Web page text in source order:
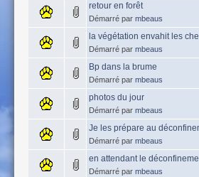
retour en forêt
Démarré par mbeaus
la végétation envahit les
Démarré par mbeaus
Bp dans la brume
Démarré par mbeaus
photos du jour
Démarré par mbeaus
Je les prépare au
Démarré par mbeaus
en attendant le
Démarré par mbeaus